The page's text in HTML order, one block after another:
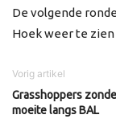
De volgende
Hoek weer te
Vorig artikel
Grasshoppers
moeite langs BAL